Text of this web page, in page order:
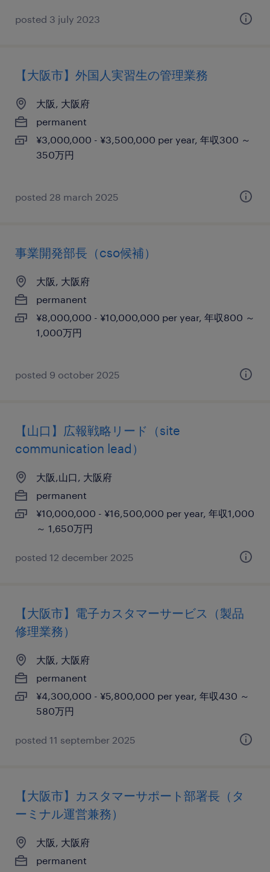
posted 3 july 2023
【大阪市】外国人実習生の管理業務
大阪, 大阪府
permanent
¥3,000,000 - ¥3,500,000 per year, 年収300 ～
350万円
posted 28 march 2025
事業開発部長（cso候補）
大阪, 大阪府
permanent
¥8,000,000 - ¥10,000,000 per year, 年収800 ～
1,000万円
posted 9 october 2025
【山口】広報戦略リード（site
communication lead）
大阪,山口, 大阪府
permanent
¥10,000,000 - ¥16,500,000 per year, 年収1,000
～ 1,650万円
posted 12 december 2025
【大阪市】電子カスタマーサービス（製品
修理業務）
大阪, 大阪府
permanent
¥4,300,000 - ¥5,800,000 per year, 年収430 ～
580万円
posted 11 september 2025
【大阪市】カスタマーサポート部署長（タ
ーミナル運営兼務）
大阪, 大阪府
permanent